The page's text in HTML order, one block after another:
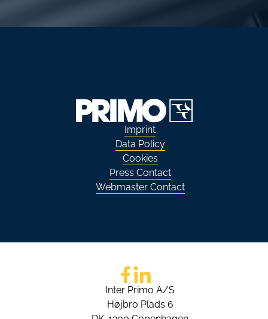
Imprint
Data Policy
Cookies
Press Contact
Webmaster Contact
Go to Facebook
Go to LinkedIn
Inter Primo A/S
Højbro Plads 6